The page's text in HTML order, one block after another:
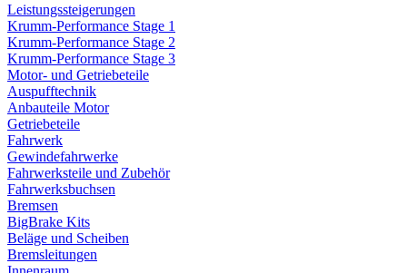
Leistungssteigerungen
Krumm-Performance Stage 1
Krumm-Performance Stage 2
Krumm-Performance Stage 3
Motor- und Getriebeteile
Auspufftechnik
Anbauteile Motor
Getriebeteile
Fahrwerk
Gewindefahrwerke
Fahrwerksteile und Zubehör
Fahrwerksbuchsen
Bremsen
BigBrake Kits
Beläge und Scheiben
Bremsleitungen